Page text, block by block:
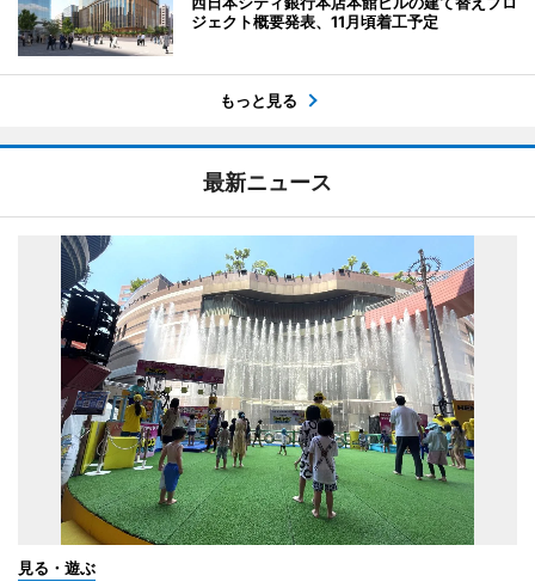
ジェクト概要発表、11月頃着工予定
もっと見る
最新ニュース
見る・遊ぶ